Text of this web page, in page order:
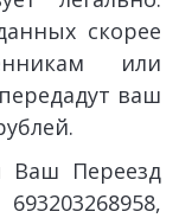
скорее
или
ваш
Ваш Переезд